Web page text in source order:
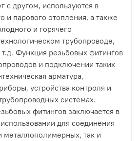
с другом, используются в
и парового отопления, а также
и горячего
трубопроводе,
Функция резьбовых фитингов
и подключении таких
арматура,
устройства контроля и
системах.
фитингов заключается в
для соединения
металлополимерных, так и